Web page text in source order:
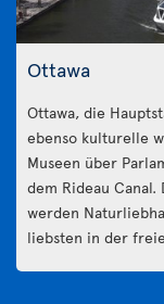
Ottawa
Ottawa, die
ebenso kulturelle
Museen über
dem Rideau Canal.
werden
liebsten in der